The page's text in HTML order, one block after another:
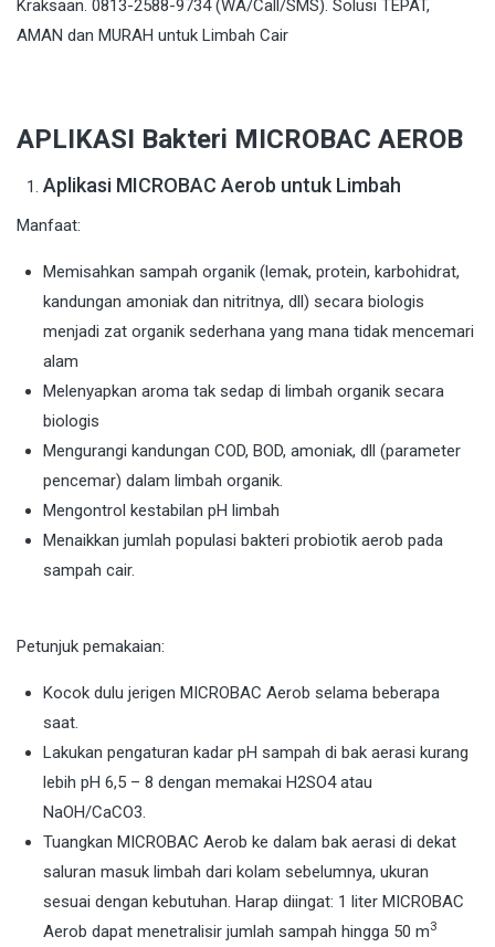
APLIKASI Bakteri MICROBAC AEROB
Aplikasi MICROBAC Aerob untuk Limbah
Manfaat:
Memisahkan sampah organik (lemak, protein, karbohidrat,
kandungan amoniak dan nitritnya, dll) secara biologis
menjadi zat organik sederhana yang mana tidak mencemari
alam
Melenyapkan aroma tak sedap di limbah organik secara
biologis
Mengurangi kandungan COD, BOD, amoniak, dll (parameter
pencemar) dalam limbah organik.
Mengontrol kestabilan pH limbah
Menaikkan jumlah populasi bakteri probiotik aerob pada
sampah cair.
Petunjuk pemakaian:
Kocok dulu jerigen MICROBAC Aerob selama beberapa
saat.
Lakukan pengaturan kadar pH sampah di bak aerasi kurang
lebih pH 6,5 – 8 dengan memakai H2SO4 atau
NaOH/CaCO3.
Tuangkan MICROBAC Aerob ke dalam bak aerasi di dekat
saluran masuk limbah dari kolam sebelumnya, ukuran
sesuai dengan kebutuhan. Harap diingat: 1 liter MICROBAC
Aerob dapat menetralisir jumlah sampah hingga 50 m3